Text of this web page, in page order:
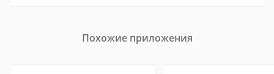
Похожие приложения